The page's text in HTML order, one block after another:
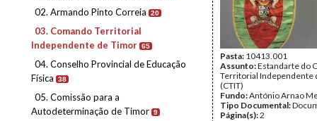
02. Armando Pinto Correia 20
03. Comando Territorial
Independente de Timor 65
04. Conselho Provincial de Educação
Física
38
05. Comissão para a
Autodeterminação de Timor 9
Pasta: 10413.001
Assunto:Estandarte do
Territorial Independente
(CTIT)
Fundo:António Arnao
Tipo Documental:
Página(s):2